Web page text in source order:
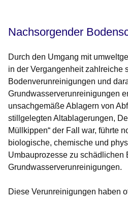
Nachsorgender
Durch den Umgang mit
in der Vergangenheit zahlreiche
Bodenverunreinigungen und
Grundwasserverunreinigungen
unsachgemäße Ablagern von
stillgelegten Altablagerungen,
Müllkippen“ der Fall war, führte
biologische, chemische und
Umbauprozesse zu schädlichen
Grundwasserverunreinigungen.
Diese Verunreinigungen haben